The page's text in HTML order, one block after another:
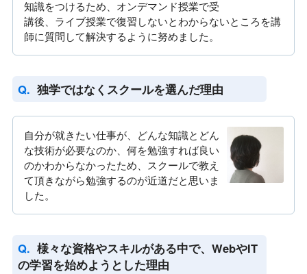
知識をつけるため、オンデマンド授業で受
講後、ライブ授業で復習しないとわからないところを講
師に質問して解決するように努めました。
独学ではなくスクールを選んだ理由
自分が就きたい仕事が、どんな知識とどん
な技術が必要なのか、何を勉強すれば良い
のかわからなかったため、スクールで教え
て頂きながら勉強するのが近道だと思いま
した。
様々な資格やスキルがある中で、WebやIT
の学習を始めようとした理由